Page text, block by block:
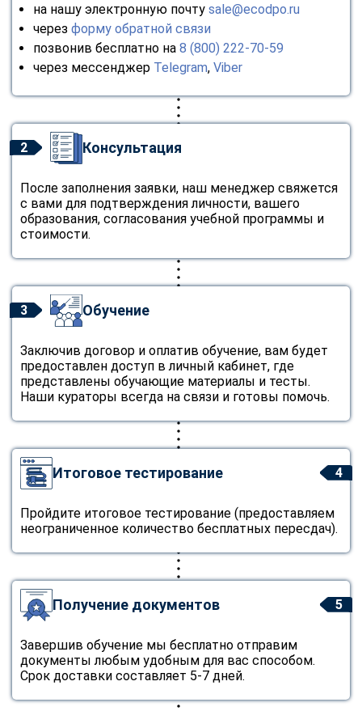
на нашу электронную почту sale@ecodpo.ru
через форму обратной связи
позвонив бесплатно на 8 (800) 222-70-59
через мессенджер Telegram, Viber
2 Консультация
После заполнения заявки, наш менеджер свяжется
с вами для подтверждения личности, вашего
образования, согласования учебной программы и
стоимости.
3 Обучение
Заключив договор и оплатив обучение, вам будет
предоставлен доступ в личный кабинет, где
представлены обучающие материалы и тесты.
Наши кураторы всегда на связи и готовы помочь.
4
Итоговое тестирование
Пройдите итоговое тестирование (предоставляем
неограниченное количество бесплатных пересдач).
5
Получение документов
Завершив обучение мы бесплатно отправим
документы любым удобным для вас способом.
Срок доставки составляет 5-7 дней.